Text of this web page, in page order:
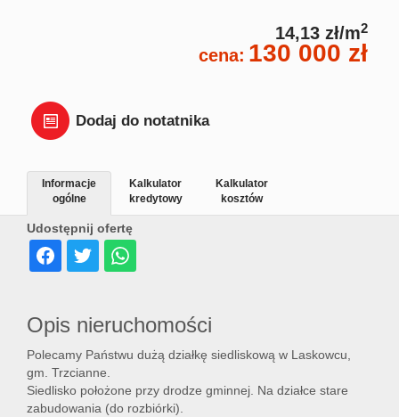
14,13 zł/m2
cena: 130 000 zł
Dodaj do notatnika
Udostępnij ofertę
Informacje
ogólne
Kalkulator
kredytowy
Kalkulator
kosztów
Opis nieruchomości
Polecamy Państwu dużą działkę siedliskową w Laskowcu,
gm. Trzcianne.
Siedlisko położone przy drodze gminnej. Na działce stare
zabudowania (do rozbiórki).